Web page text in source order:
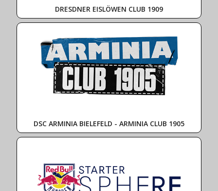
DRESDNER EISLÖWEN CLUB 1909
DSC ARMINIA BIELEFELD - ARMINIA CLUB 1905